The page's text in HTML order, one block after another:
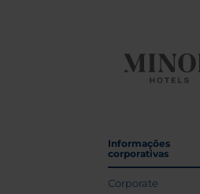
Informações
corporativas
Corporate